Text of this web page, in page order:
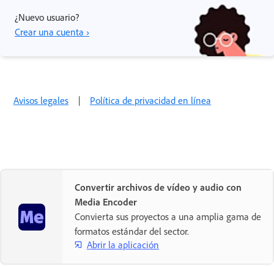
¿Nuevo usuario?
Crear una cuenta ›
Avisos legales | Política de privacidad en línea
Convertir archivos de vídeo y audio con
Media Encoder
Convierta sus proyectos a una amplia gama de
formatos estándar del sector.
Abrir la aplicación